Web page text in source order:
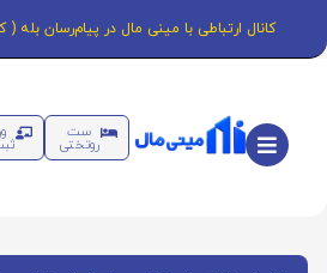
کانال ارتباطی با مینی مال در پیام‌رسان بله ( کلیک
ست
روتختی